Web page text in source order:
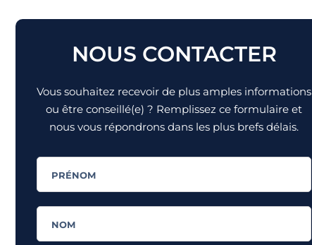
NOUS CONTACTER
Vous souhaitez recevoir de plus amples informations
ou être conseillé(e) ? Remplissez ce formulaire et
nous vous répondrons dans les plus brefs délais.